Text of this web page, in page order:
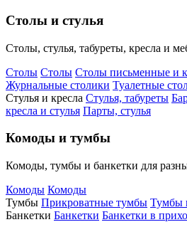
Столы и стулья
Столы, стулья, табуреты, кресла и
Столы Столы Столы письменные и
Журнальные столики Туалетные
Стулья и кресла Стулья, табуреты
кресла и стулья Парты, стулья
Комоды и тумбы
Комоды, тумбы и банкетки для
Комоды Комоды
Тумбы Прикроватные тумбы Тумбы
Банкетки Банкетки Банкетки в